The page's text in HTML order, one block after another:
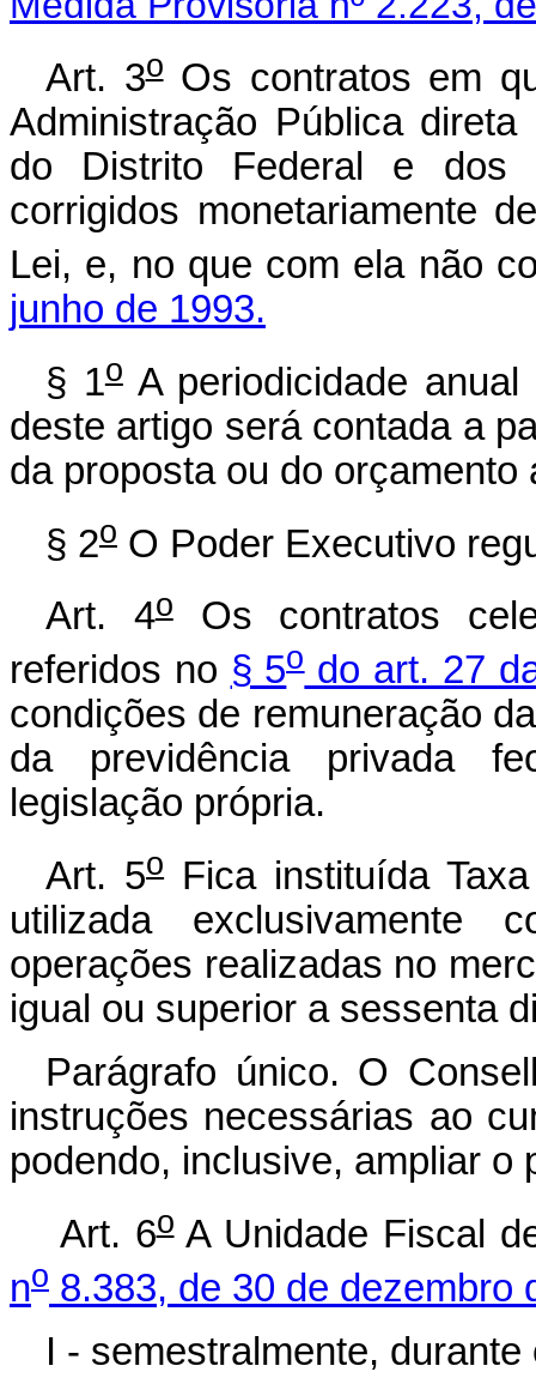
Art. 3oOs contratos em
Administração Pública
do Distrito Federal e dos
corrigidos monetariamente
Lei, e, no que com ela não
junho de 1993.
§ 1oA periodicidade
deste artigo será contada a
da proposta ou do orçamento
§ 2o O Poder Executivo
Art. 4oOs contratos
referidos no § 5odo art. 27
condições de remuneração
da previdência privada
legislação própria.
Art. 5oFica instituída
utilizada exclusivamente
operações realizadas no
igual ou superior a sessenta
Parágrafo único. O
instruções necessárias ao
podendo, inclusive, ampliar
Art. 6oA Unidade Fiscal
no 8.383, de 30 de dezembro
I - semestralmente,